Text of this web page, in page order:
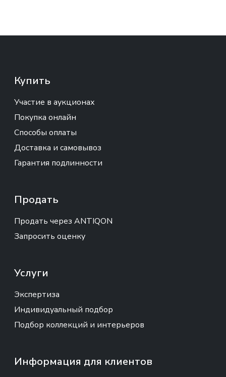
Купить
Участие в аукционах
Покупка онлайн
Способы оплаты
Доставка и самовывоз
Гарантия подлинности
Продать
Продать через ANTIQON
Запросить оценку
Услуги
Экспертиза
Индивидуальный подбор
Подбор коллекций и интерьеров
Информация для клиентов